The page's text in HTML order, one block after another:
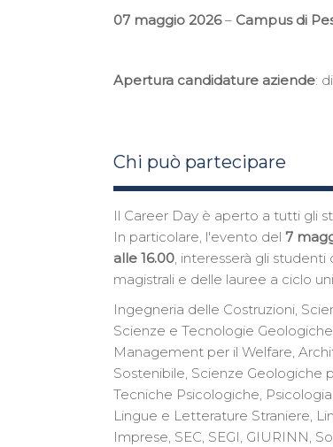
07 maggio 2026– Campus di
Apertura candidature aziende:
Chi può partecipare
Il Career Day è aperto a tutti gli
In particolare, l'evento del 7
alle 16.00, interesserà gli
magistrali e delle lauree a ciclo
Ingegneria delle Costruzioni,
Scienze e Tecnologie
Management per il Welfare,
Sostenibile, Scienze Geologiche
Tecniche Psicologiche,
Lingue e Letterature Straniere,
Imprese, SEC, SEGI, GIURINN,